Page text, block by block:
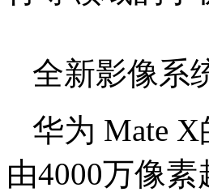
全新影像系
华为 Mate
由4000万像